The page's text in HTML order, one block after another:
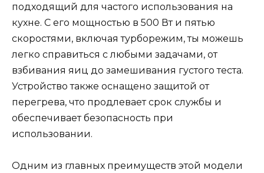
подходящий для частого использования на
кухне. С его мощностью в 500 Вт и пятью
скоростями, включая турборежим, ты можешь
легко справиться с любыми задачами, от
взбивания яиц до замешивания густого теста.
Устройство также оснащено защитой от
перегрева, что продлевает срок службы и
обеспечивает безопасность при
использовании.
Одним из главных преимуществ этой модели